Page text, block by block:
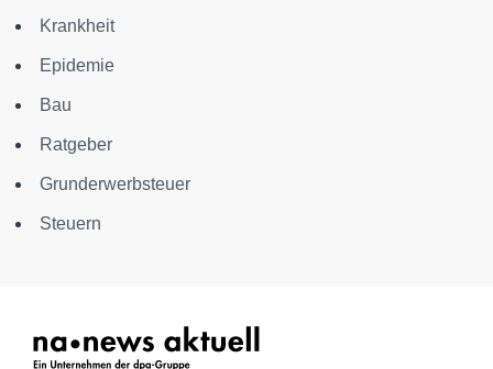
Krankheit
Epidemie
Bau
Ratgeber
Grunderwerbsteuer
Steuern